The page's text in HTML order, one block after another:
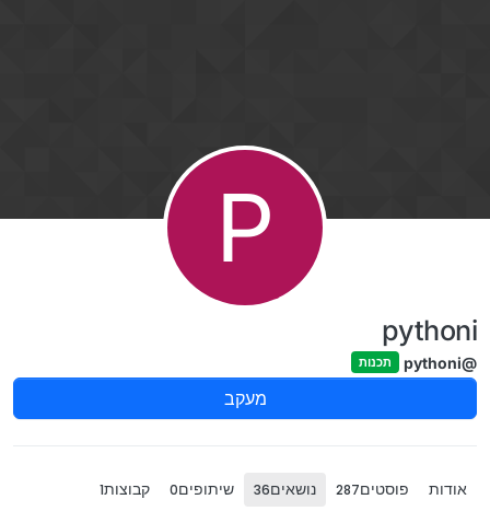
P
pythoni
@pythoni תכנות
מעקב
אודות פוסטים287 נושאים36 שיתופים0 קבוצות1